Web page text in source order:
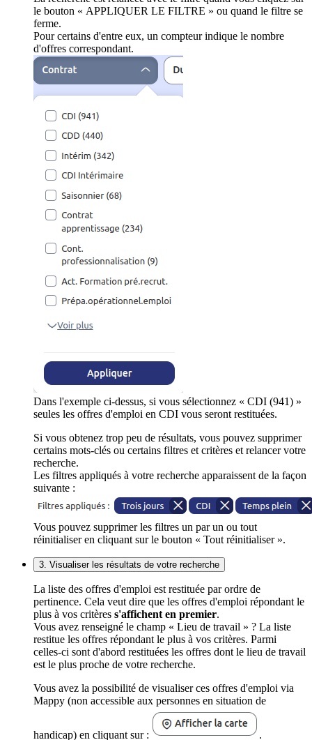
le bouton « APPLIQUER LE FILTRE » ou quand le filtre se
ferme.
Pour certains d'entre eux, un compteur indique le nombre
d'offres correspondant.
Dans l'exemple ci-dessus, si vous sélectionnez « CDI (941) »
seules les offres d'emploi en CDI vous seront restituées.
Si vous obtenez trop peu de résultats, vous pouvez supprimer
certains mots-clés ou certains filtres et critères et relancer votre
recherche.
Les filtres appliqués à votre recherche apparaissent de la façon
suivante :
Vous pouvez supprimer les filtres un par un ou tout
réinitialiser en cliquant sur le bouton « Tout réinitialiser ».
3. Visualiser les résultats de votre recherche
La liste des offres d'emploi est restituée par ordre de
pertinence. Cela veut dire que les offres d'emploi répondant le
plus à vos critères s'affichent en premier.
Vous avez renseigné le champ « Lieu de travail » ? La liste
restitue les offres répondant le plus à vos critères. Parmi
celles-ci sont d'abord restituées les offres dont le lieu de travail
est le plus proche de votre recherche.
Vous avez la possibilité de visualiser ces offres d'emploi via
Mappy (non accessible aux personnes en situation de
handicap) en cliquant sur : .